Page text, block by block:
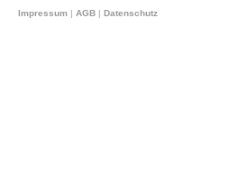
Impressum | AGB | Datenschutz